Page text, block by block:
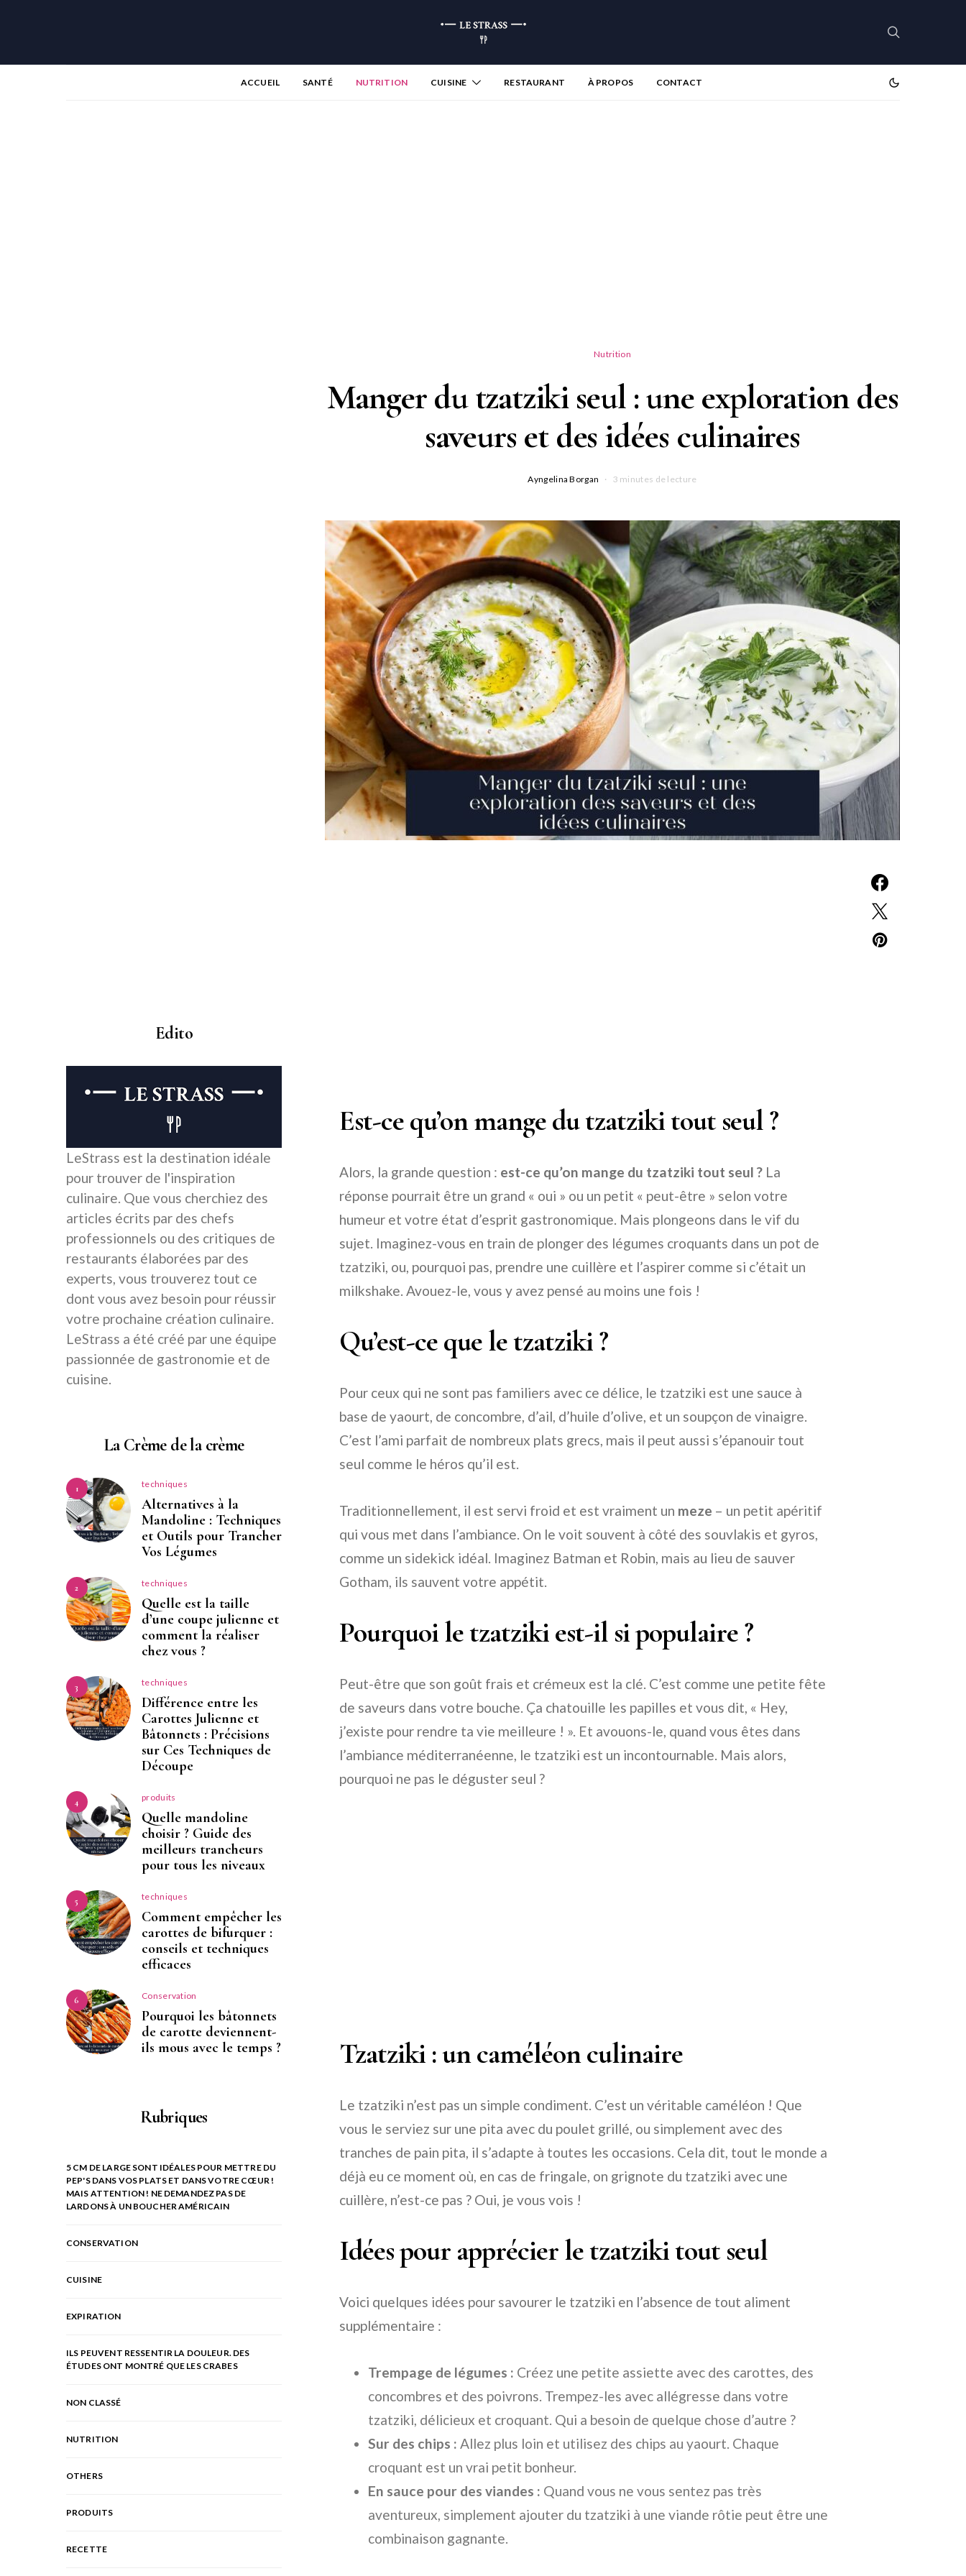
ACCUEIL SANTÉ NUTRITION CUISINE RESTAURANT À PROPOS CONTACT
Nutrition
Manger du tzatziki seul : une exploration des
saveurs et des idées culinaires
Ayngelina Borgan 3 minutes de lecture
Est-ce qu’on mange du tzatziki tout seul ?
Alors, la grande question : est-ce qu’on mange du tzatziki tout seul ? La
réponse pourrait être un grand « oui » ou un petit « peut-être » selon votre
humeur et votre état d’esprit gastronomique. Mais plongeons dans le vif du
sujet. Imaginez-vous en train de plonger des légumes croquants dans un pot de
tzatziki, ou, pourquoi pas, prendre une cuillère et l’aspirer comme si c’était un
milkshake. Avouez-le, vous y avez pensé au moins une fois !
Qu’est-ce que le tzatziki ?
Pour ceux qui ne sont pas familiers avec ce délice, le tzatziki est une sauce à
base de yaourt, de concombre, d’ail, d’huile d’olive, et un soupçon de vinaigre.
C’est l’ami parfait de nombreux plats grecs, mais il peut aussi s’épanouir tout
seul comme le héros qu’il est.
Traditionnellement, il est servi froid et est vraiment un meze – un petit apéritif
qui vous met dans l’ambiance. On le voit souvent à côté des souvlakis et gyros,
comme un sidekick idéal. Imaginez Batman et Robin, mais au lieu de sauver
Gotham, ils sauvent votre appétit.
Pourquoi le tzatziki est-il si populaire ?
Peut-être que son goût frais et crémeux est la clé. C’est comme une petite fête
de saveurs dans votre bouche. Ça chatouille les papilles et vous dit, « Hey,
j’existe pour rendre ta vie meilleure ! ». Et avouons-le, quand vous êtes dans
l’ambiance méditerranéenne, le tzatziki est un incontournable. Mais alors,
pourquoi ne pas le déguster seul ?
Tzatziki : un caméléon culinaire
Le tzatziki n’est pas un simple condiment. C’est un véritable caméléon ! Que
vous le serviez sur une pita avec du poulet grillé, ou simplement avec des
tranches de pain pita, il s’adapte à toutes les occasions. Cela dit, tout le monde a
déjà eu ce moment où, en cas de fringale, on grignote du tzatziki avec une
cuillère, n’est-ce pas ? Oui, je vous vois !
Idées pour apprécier le tzatziki tout seul
Voici quelques idées pour savourer le tzatziki en l’absence de tout aliment
supplémentaire :
Trempage de légumes : Créez une petite assiette avec des carottes, des
concombres et des poivrons. Trempez-les avec allégresse dans votre
tzatziki, délicieux et croquant. Qui a besoin de quelque chose d’autre ?
Sur des chips : Allez plus loin et utilisez des chips au yaourt. Chaque
croquant est un vrai petit bonheur.
En sauce pour des viandes : Quand vous ne vous sentez pas très
aventureux, simplement ajouter du tzatziki à une viande rôtie peut être une
combinaison gagnante.
Edito
LeStrass est la destination idéale
pour trouver de l'inspiration
culinaire. Que vous cherchiez des
articles écrits par des chefs
professionnels ou des critiques de
restaurants élaborées par des
experts, vous trouverez tout ce
dont vous avez besoin pour réussir
votre prochaine création culinaire.
LeStrass a été créé par une équipe
passionnée de gastronomie et de
cuisine.
La Crème de la crème
1 techniques
Alternatives à la
Mandoline : Techniques
et Outils pour Trancher
Vos Légumes
2 techniques
Quelle est la taille
d’une coupe julienne et
comment la réaliser
chez vous ?
3 techniques
Différence entre les
Carottes Julienne et
Bâtonnets : Précisions
sur Ces Techniques de
Découpe
4 produits
Quelle mandoline
choisir ? Guide des
meilleurs trancheurs
pour tous les niveaux
5 techniques
Comment empêcher les
carottes de bifurquer :
conseils et techniques
efficaces
6 Conservation
Pourquoi les bâtonnets
de carotte deviennent-
ils mous avec le temps ?
Rubriques
5 CM DE LARGE SONT IDÉALES POUR METTRE DU
PEP'S DANS VOS PLATS ET DANS VOTRE CŒUR !
MAIS ATTENTION ! NE DEMANDEZ PAS DE
LARDONS À UN BOUCHER AMÉRICAIN
CONSERVATION
CUISINE
EXPIRATION
ILS PEUVENT RESSENTIR LA DOULEUR. DES
ÉTUDES ONT MONTRÉ QUE LES CRABES
NON CLASSÉ
NUTRITION
OTHERS
PRODUITS
RECETTE